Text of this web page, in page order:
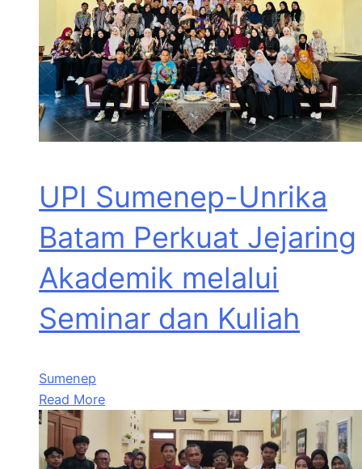
UPI Sumenep-Unrika
Batam Perkuat Jejaring
Akademik melalui
Seminar dan Kuliah
Sumenep
Read More